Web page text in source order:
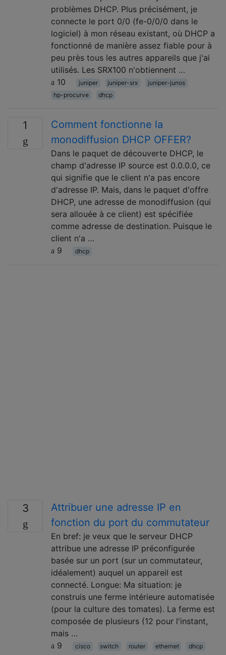
problèmes DHCP. Plus précisément, je
connecte le port 0/0 (fe-0/0/0 dans le
logiciel) à mon réseau existant, où DHCP a
fonctionné de manière assez fiable pour à
peu près tous les autres appareils que j'ai
utilisés. Les SRX100 n'obtiennent …
10
juniper juniper-srx
juniper-junos
hp-procurve
dhcp
1
Comment fonctionne la
monodiffusion DHCP OFFER?
Dans le paquet de découverte DHCP, le
champ d'adresse IP source est 0.0.0.0, ce
qui signifie que le client n'a pas encore
d'adresse IP. Mais, dans le paquet d'offre
DHCP, une adresse de monodiffusion (qui
sera allouée à ce client) est spécifiée
comme adresse de destination. Puisque le
client n'a …
9
dhcp
3
Attribuer une adresse IP en
fonction du port du commutateur
En bref: je veux que le serveur DHCP
attribue une adresse IP préconfigurée
basée sur un port (sur un commutateur,
idéalement) auquel un appareil est
connecté. Longue: Ma situation: je
construis une ferme intérieure automatisée
(pour la culture des tomates). La ferme est
composée de plusieurs (12 pour l'instant,
mais …
9
cisco switch router ethernet dhcp